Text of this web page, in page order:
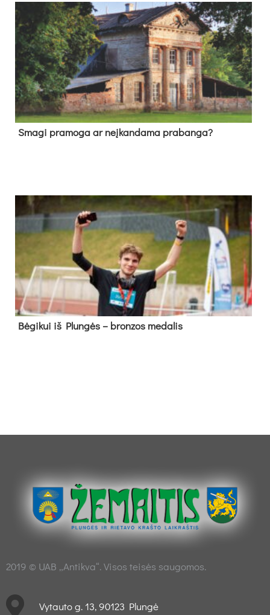
Sma­gi pra­mo­ga ar neį­kan­da­ma pra­ban­ga?
Bė­gi­kui iš Plun­gės – bron­zos me­da­lis
2019 © UAB „Antikva“. Visos teisės saugomos.
Vytauto g. 13, 90123 Plungė